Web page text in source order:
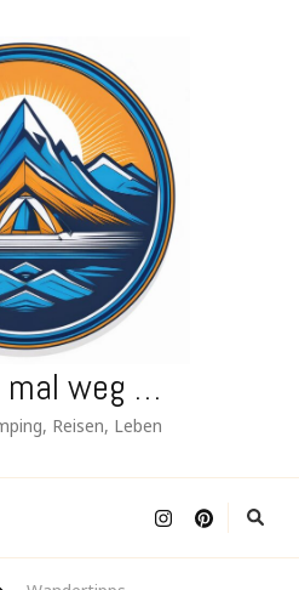
mal weg …
Reisen, Leben